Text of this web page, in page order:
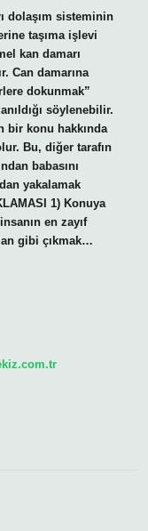
dolaşım sisteminin
taşıma işlevi
kan damarı
Can damarına
dokunmak”
söylenebilir.
konu hakkında
Bu, diğer tarafın
babasını
yakalamak
1) Konuya
en zayıf
gibi çıkmak…